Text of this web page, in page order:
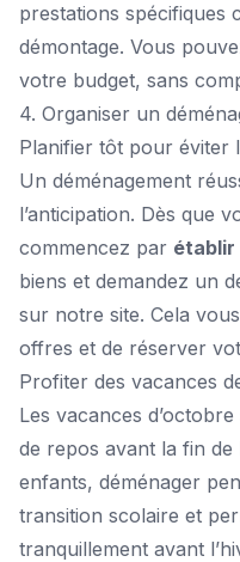
prestations spécifiques
démontage. Vous
votre budget, sans
4. Organiser un
Planifier tôt pour éviter
Un déménagement
l’anticipation. Dès que
commencez par établir
biens et demandez un
sur notre site. Cela
offres et de réserver
Profiter des vacances
Les vacances
de repos avant la fin de
enfants, déménager
transition scolaire et
tranquillement avant